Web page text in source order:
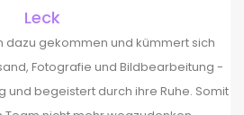
Leck
dazu gekommen und kümmert sich
Fotografie und Bildbearbeitung -
und begeistert durch ihre Ruhe. Somit